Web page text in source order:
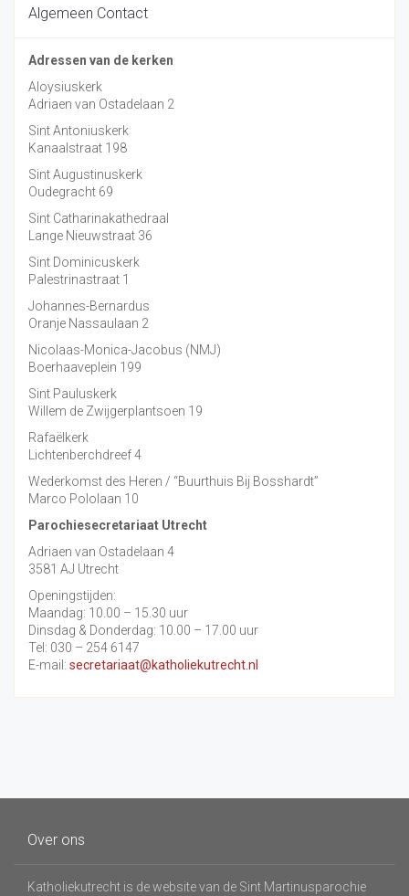
Algemeen Contact
Adressen van de kerken
Aloysiuskerk
Adriaen van Ostadelaan 2
Sint Antoniuskerk
Kanaalstraat 198
Sint Augustinuskerk
Oudegracht 69
Sint Catharinakathedraal
Lange Nieuwstraat 36
Sint Dominicuskerk
Palestrinastraat 1
Johannes-Bernardus
Oranje Nassaulaan 2
Nicolaas-Monica-Jacobus (NMJ)
Boerhaaveplein 199
Sint Pauluskerk
Willem de Zwijgerplantsoen 19
Rafaëlkerk
Lichtenberchdreef 4
Wederkomst des Heren / “Buurthuis Bij Bosshardt”
Marco Pololaan 10
Parochiesecretariaat Utrecht
Adriaen van Ostadelaan 4
3581 AJ Utrecht
Openingstijden:
Maandag: 10.00 – 15.30 uur
Dinsdag & Donderdag: 10.00 – 17.00 uur
Tel: 030 – 254 6147
E-mail: secretariaat@katholiekutrecht.nl
Over ons
Katholiekutrecht is de website van de Sint Martinusparochie